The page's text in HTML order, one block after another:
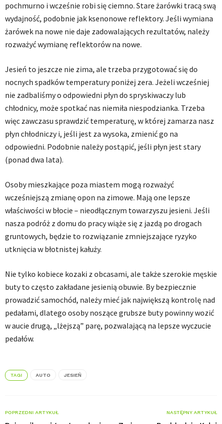
pochmurno i wcześnie robi się ciemno. Stare żarówki tracą swą
wydajność, podobnie jak ksenonowe reflektory. Jeśli wymiana
żarówek na nowe nie daje zadowalających rezultatów, należy
rozważyć wymianę reflektorów na nowe.
Jesień to jeszcze nie zima, ale trzeba przygotować się do
nocnych spadków temperatury poniżej zera. Jeżeli wcześniej
nie zadbaliśmy o odpowiedni płyn do spryskiwaczy lub
chłodnicy, może spotkać nas niemiła niespodzianka. Trzeba
więc zawczasu sprawdzić temperaturę, w której zamarza nasz
płyn chłodniczy i, jeśli jest za wysoka, zmienić go na
odpowiedni. Podobnie należy postąpić, jeśli płyn jest stary
(ponad dwa lata).
Osoby mieszkające poza miastem mogą rozważyć
wcześniejszą zmianę opon na zimowe. Mają one lepsze
właściwości w błocie – nieodłącznym towarzyszu jesieni. Jeśli
nasza podróż z domu do pracy wiąże się z jazdą po drogach
gruntowych, będzie to rozwiązanie zmniejszające ryzyko
utknięcia w błotnistej kałuży.
Nie tylko kobiece kozaki z obcasami, ale także szerokie męskie
buty to często zakładane jesienią obuwie. By bezpiecznie
prowadzić samochód, należy mieć jak największą kontrolę nad
pedałami, dlatego osoby noszące grubsze buty powinny wozić
w aucie drugą, „lżejszą” parę, pozwalającą na lepsze wyczucie
pedałów.
TAGI AUTO JESIEŃ
POPRZEDNI ARTYKUŁ NASTĘPNY ARTYKUŁ